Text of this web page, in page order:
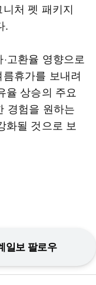
처 펫 패키지
.
고환율 영향으로
휴가를 보내려
율 상승의 주요
경험을 원하는
화될 것으로 보
일보 팔로우